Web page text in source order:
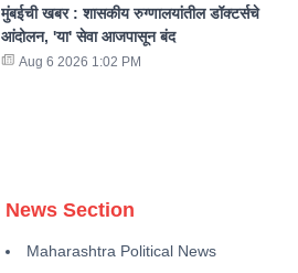
मुंबईची खबर : शासकीय रुग्णालयांतील डॉक्टर्सचे
आंदोलन, 'या' सेवा आजपासून बंद
Aug 6 2026 1:02 PM
News Section
Maharashtra Political News